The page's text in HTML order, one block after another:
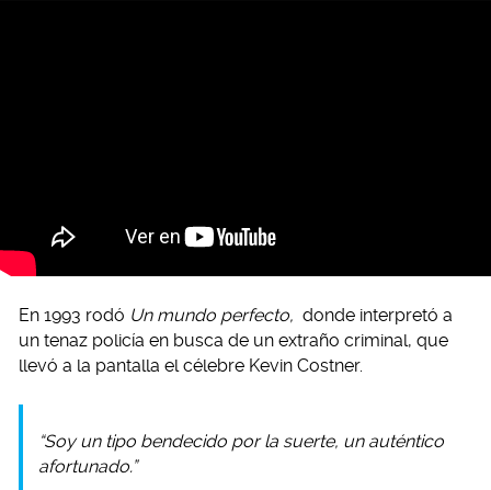
En 1993 rodó Un mundo perfecto, donde interpretó a
un tenaz policía en busca de un extraño criminal, que
llevó a la pantalla el célebre Kevin Costner.
“Soy un tipo bendecido por la suerte, un auténtico
afortunado.”